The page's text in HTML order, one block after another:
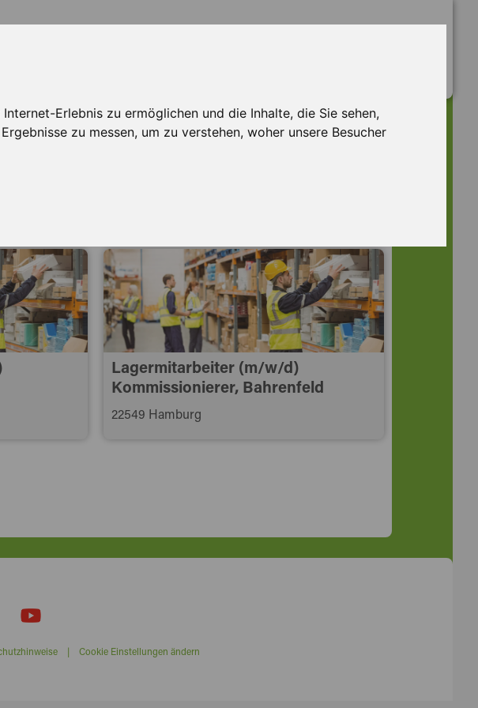
Erlebnis zu ermöglichen und die Inhalte, die Sie sehen,
zu messen, um zu verstehen, woher unsere Besucher
Lagermitarbeiter (m/w/d)
Kommissionierer, Bahrenfeld
22549 Hamburg
| Cookie Einstellungen ändern